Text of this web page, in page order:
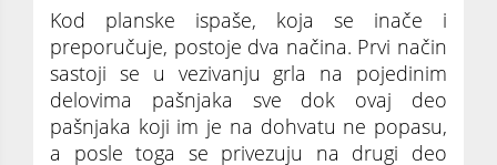
Kod planske ispaše, koja se inače i
preporučuje, postoje dva načina. Prvi način
sastoji se u vezivanju grla na pojedinim
delovima pašnjaka sve dok ovaj deo
pašnjaka koji im je na dohvatu ne popasu,
a posle toga se privezuju na drugi deo